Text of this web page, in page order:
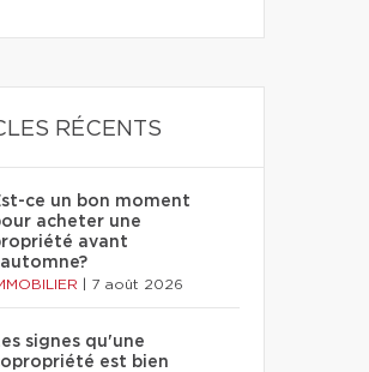
RÉCENTS
ce un bon moment
acheter une
avant
7 août 2026
signes qu'une
est bien